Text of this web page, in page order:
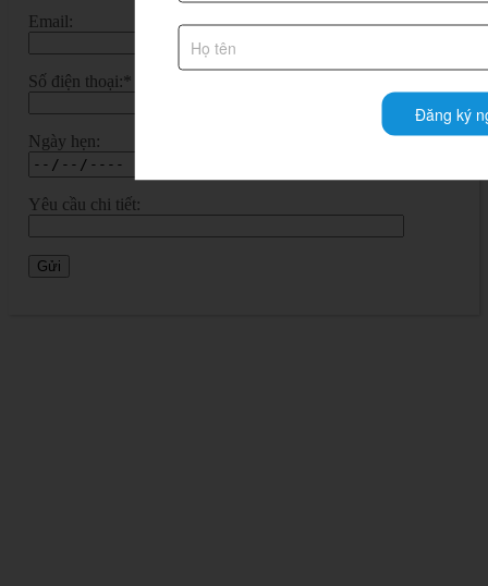
Email:
Số điện thoại:*
Ngày hẹn:
Yêu cầu chi tiết:
Đăng ký